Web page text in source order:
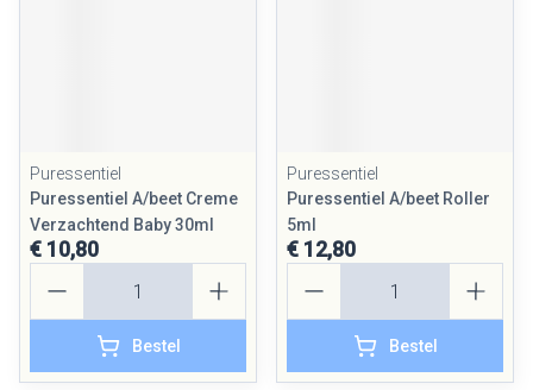
Puressentiel
Puressentiel A/beet Creme
Verzachtend Baby 30ml
€ 10,80
Bestel
Puressentiel
Puressentiel A/beet Roller
5ml
€ 12,80
Bestel